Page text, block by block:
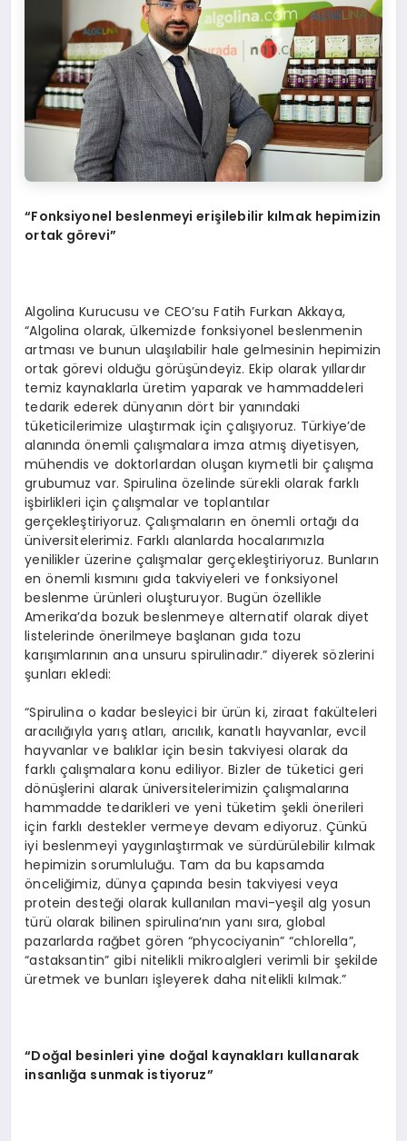
“Fonksiyonel beslenmeyi erişilebilir kılmak hepimizin
ortak görevi”
Algolina Kurucusu ve CEO’su Fatih Furkan Akkaya,
“Algolina olarak, ülkemizde fonksiyonel beslenmenin
artması ve bunun ulaşılabilir hale gelmesinin hepimizin
ortak görevi olduğu görüşündeyiz. Ekip olarak yıllardır
temiz kaynaklarla üretim yaparak ve hammaddeleri
tedarik ederek dünyanın dört bir yanındaki
tüketicilerimize ulaştırmak için çalışıyoruz. Türkiye’de
alanında önemli çalışmalara imza atmış diyetisyen,
mühendis ve doktorlardan oluşan kıymetli bir çalışma
grubumuz var. Spirulina özelinde sürekli olarak farklı
işbirlikleri için çalışmalar ve toplantılar
gerçekleştiriyoruz. Çalışmaların en önemli ortağı da
üniversitelerimiz. Farklı alanlarda hocalarımızla
yenilikler üzerine çalışmalar gerçekleştiriyoruz. Bunların
en önemli kısmını gıda takviyeleri ve fonksiyonel
beslenme ürünleri oluşturuyor. Bugün özellikle
Amerika’da bozuk beslenmeye alternatif olarak diyet
listelerinde önerilmeye başlanan gıda tozu
karışımlarının ana unsuru spirulinadır.” diyerek sözlerini
şunları ekledi:
“Spirulina o kadar besleyici bir ürün ki, ziraat fakülteleri
aracılığıyla yarış atları, arıcılık, kanatlı hayvanlar, evcil
hayvanlar ve balıklar için besin takviyesi olarak da
farklı çalışmalara konu ediliyor. Bizler de tüketici geri
dönüşlerini alarak üniversitelerimizin çalışmalarına
hammadde tedarikleri ve yeni tüketim şekli önerileri
için farklı destekler vermeye devam ediyoruz. Çünkü
iyi beslenmeyi yaygınlaştırmak ve sürdürülebilir kılmak
hepimizin sorumluluğu. Tam da bu kapsamda
önceliğimiz, dünya çapında besin takviyesi veya
protein desteği olarak kullanılan mavi-yeşil alg yosun
türü olarak bilinen spirulina’nın yanı sıra, global
pazarlarda rağbet gören “phycociyanin” “chlorella”,
“astaksantin” gibi nitelikli mikroalgleri verimli bir şekilde
üretmek ve bunları işleyerek daha nitelikli kılmak.”
“Doğal besinleri yine doğal kaynakları kullanarak
insanlığa sunmak istiyoruz”